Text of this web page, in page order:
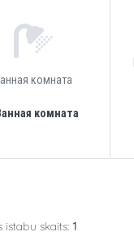
комната
комната
istabu skaits: 1